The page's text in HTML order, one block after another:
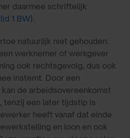
daarmee schriftelijk
1 BW).
natuurlijk niet gehouden.
werknemer of werkgever
ook rechtsgevolg, dus ook
instemt. Door een
de arbeidsovereenkomst
tenzij een later tijdstip is
heeft vanaf dat einde
en loon en ook